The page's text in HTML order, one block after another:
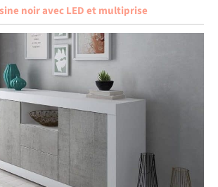
noir avec LED et multiprise